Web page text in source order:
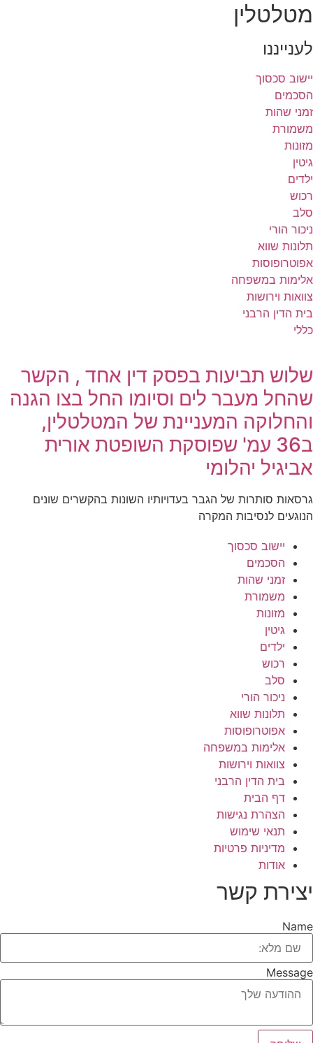
מטלטלין
לענייננו
יישוב סכסוך
הסכמים
זמני שהות
משמורת
מזונות
גיטין
ילדים
רכוש
סלב
ניכור הורי
תלונות שווא
אפוטרופוסות
אלימות במשפחה
צוואות וירושות
בית הדין הרבני
כללי
שלוש תביעות בפסק דין אחד , הקשר
שהחל מעבר לים וסיומו החל בצו הגנה
והחלוקה המעניינת של המטלטלין,
ב36 עמ' שפוסקת השופטת אורית
אביגיל יהלומי
גרסאות סותרות של הגבר בעדויותיו השונות בהקשרים שונים
הנוגעים לנסיבות המקרה
יישוב סכסוך
הסכמים
זמני שהות
משמורת
מזונות
גיטין
ילדים
רכוש
סלב
ניכור הורי
תלונות שווא
אפוטרופוסות
אלימות במשפחה
צוואות וירושות
בית הדין הרבני
דף הבית
הצהרת נגישות
תנאי שימוש
מדיניות פרטיות
אודות
יצירת קשר
Name
Message